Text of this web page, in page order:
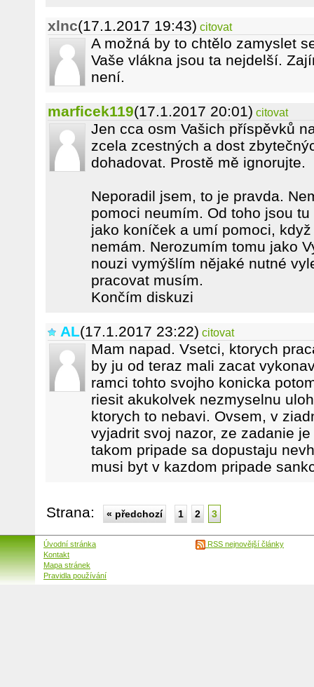
xlnc(17.1.2017 19:43) citovat
A možná by to chtělo zamyslet
Vaše vlákna jsou ta nejdelší.
není.
marficek119(17.1.2017 20:01) citovat
Jen cca osm Vašich příspěvků
zcela zcestných a dost
dohadovat. Prostě mě ignorujte.
Neporadil jsem, to je pravda.
pomoci neumím. Od toho jsou
jako koníček a umí pomoci,
nemám. Nerozumím tomu jako
nouzi vymýšlím nějaké nutné
pracovat musím.
Končím diskuzi
AL(17.1.2017 23:22) citovat
Mam napad. Vsetci, ktorych
by ju od teraz mali zacat
ramci tohto svojho konicka
riesit akukolvek nezmyselnu
ktorych to nebavi. Ovsem, v
vyjadrit svoj nazor, ze zadanie
takom pripade sa dopustaju
musi byt v kazdom pripade
Strana: « předchozí 1 2 3
Úvodní stránka
Kontakt
Mapa stránek
Pravidla používání
RSS nejnovější články